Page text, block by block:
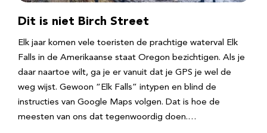
Dit is niet Birch Street
Elk jaar komen vele toeristen de prachtige waterval Elk
Falls in de Amerikaanse staat Oregon bezichtigen. Als je
daar naartoe wilt, ga je er vanuit dat je GPS je wel de
weg wijst. Gewoon “Elk Falls” intypen en blind de
instructies van Google Maps volgen. Dat is hoe de
meesten van ons dat tegenwoordig doen.…